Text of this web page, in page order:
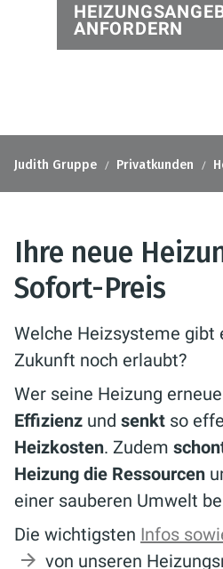
ANFORDERN
Judith Gruppe Privatkunden
Ihre neue
Sofort-Preis
Welche Heizsysteme gibt
Zukunft noch erlaubt?
Wer seine Heizung
Effizienz und senkt so
Heizkosten. Zudem
Heizung die Ressourcen
einer sauberen Umwelt
Die wichtigsten Infos
von unseren